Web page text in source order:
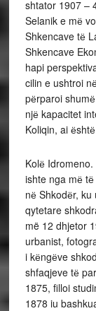
shtator 1907 –
Selanik e mё
Shkencave tё
Shkencave
hapi
cilin e ushtroi
pёrparoi
njё kapacitet
Koliqin, ai
Kolё
ishte nga mё
nё Shkodёr,
qytetare
më 12 dhjetor
urbanist,
i kёngёve
shfaqjeve tё
1875, filloi
1878 iu